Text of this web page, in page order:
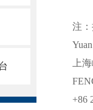
注
上
+86